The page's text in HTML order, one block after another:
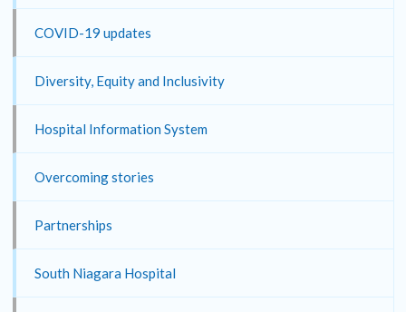
COVID-19 updates
Diversity, Equity and Inclusivity
Hospital Information System
Overcoming stories
Partnerships
South Niagara Hospital